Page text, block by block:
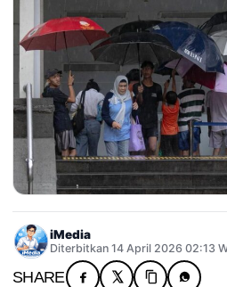
iMedia
Diterbitkan 14 April 2026 02:13
SHARE